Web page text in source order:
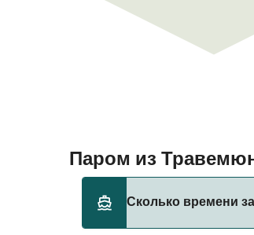
Паром из
Сколько времени